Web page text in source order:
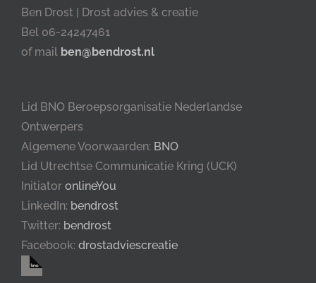
Ben Drost | Drost advies & creatie
Bel 06-24247461
of mail ben@bendrost.nl
Lid BNO Beroepsorganisatie Nederlandse
Ontwerpers
Algemene Voorwaarden: BNO
Lid Utrechtse Communicatie Kring (UCK)
Initiator onlineYou
LinkedIn: bendrost
Twitter: bendrost
Facebook: drostadviescreatie